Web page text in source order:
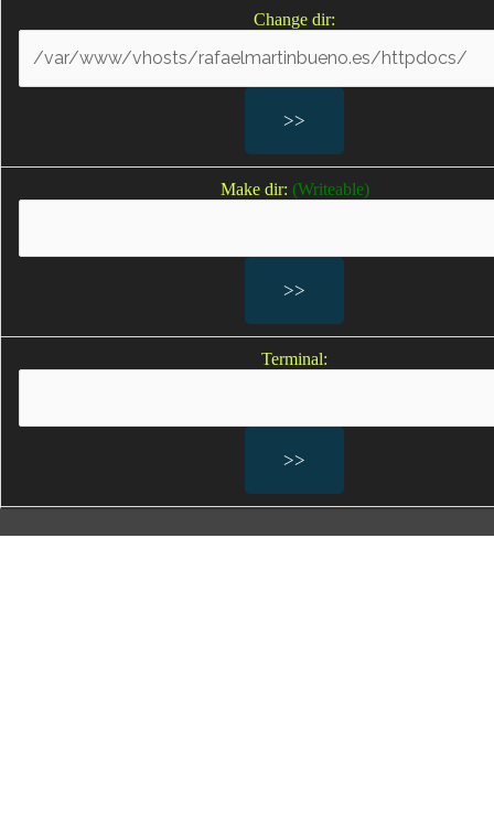
Change dir:
Make dir: (Writeable)
Terminal:
enfrentarse con éxito a ginecólogos y obstetras de
centros públicos y privados en todo el territorio del
Estado.Especialización y experiencia que suponen una
clara distinción respecto a cualquier otro despacho de